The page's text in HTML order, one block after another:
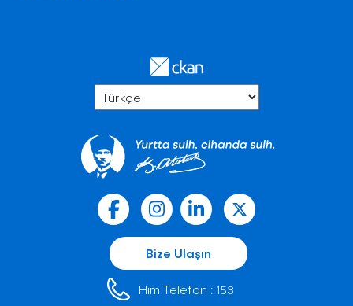
Bize Ulaşın
Him Telefon : 153